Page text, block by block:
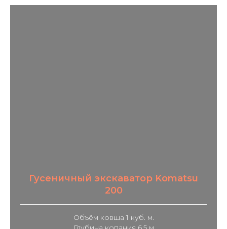
Гусеничный экскаватор Komatsu
200
Объём ковша 1 куб. м.